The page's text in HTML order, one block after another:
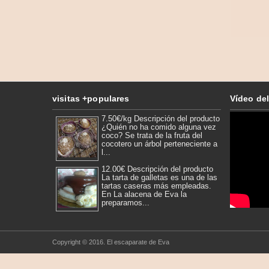
visitas +populares
7.50€/kg Descripción del producto
¿Quién no ha comido alguna vez
coco? Se trata de la fruta del
cocotero un árbol perteneciente a
l...
12.00€ Descripción del producto
La tarta de galletas es una de las
tartas caseras más empleadas.
En La alacena de Eva la
preparamos...
Vídeo
Copyright © 2016. El escaparate de Eva